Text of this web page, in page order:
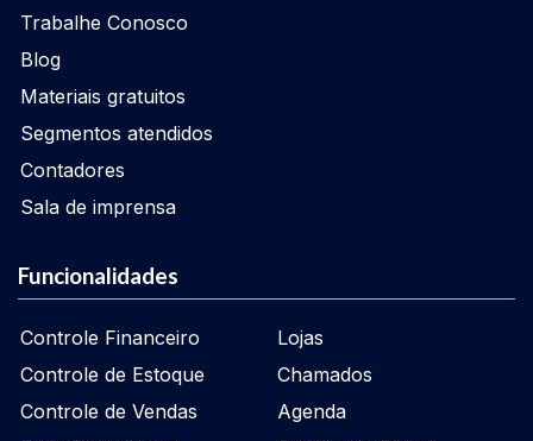
Trabalhe Conosco
Blog
Materiais gratuitos
Segmentos atendidos
Contadores
Sala de imprensa
Funcionalidades
Controle Financeiro
Controle de Estoque
Controle de Vendas
Lojas
Chamados
Agenda